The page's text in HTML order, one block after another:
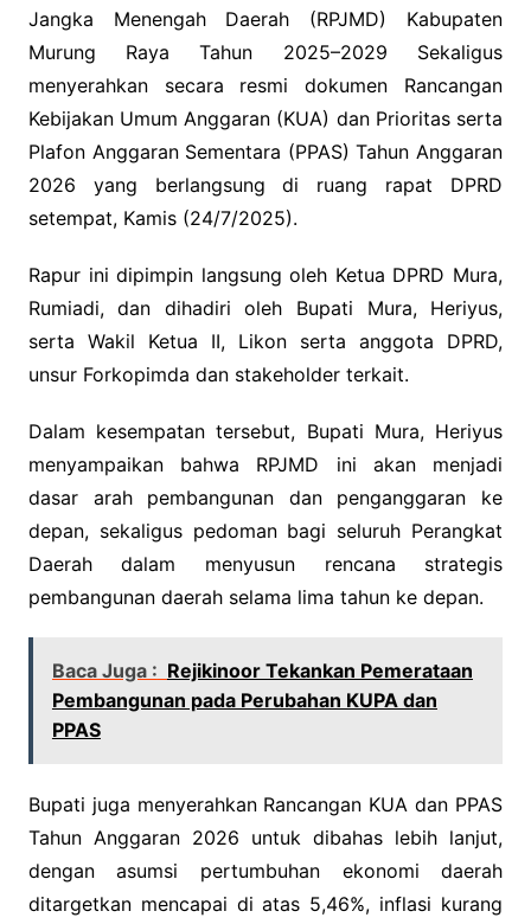
Jangka Menengah Daerah (RPJMD) Kabupaten
Murung Raya Tahun 2025–2029 Sekaligus
menyerahkan secara resmi dokumen Rancangan
Kebijakan Umum Anggaran (KUA) dan Prioritas serta
Plafon Anggaran Sementara (PPAS) Tahun Anggaran
2026 yang berlangsung di ruang rapat DPRD
setempat, Kamis (24/7/2025).
Rapur ini dipimpin langsung oleh Ketua DPRD Mura,
Rumiadi, dan dihadiri oleh Bupati Mura, Heriyus,
serta Wakil Ketua II, Likon serta anggota DPRD,
unsur Forkopimda dan stakeholder terkait.
Dalam kesempatan tersebut, Bupati Mura, Heriyus
menyampaikan bahwa RPJMD ini akan menjadi
dasar arah pembangunan dan penganggaran ke
depan, sekaligus pedoman bagi seluruh Perangkat
Daerah dalam menyusun rencana strategis
pembangunan daerah selama lima tahun ke depan.
Baca Juga : Rejikinoor Tekankan Pemerataan
Pembangunan pada Perubahan KUPA dan
PPAS
Bupati juga menyerahkan Rancangan KUA dan PPAS
Tahun Anggaran 2026 untuk dibahas lebih lanjut,
dengan asumsi pertumbuhan ekonomi daerah
ditargetkan mencapai di atas 5,46%, inflasi kurang